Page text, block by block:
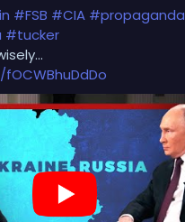
#FSB #CIA #propaganda
#tucker